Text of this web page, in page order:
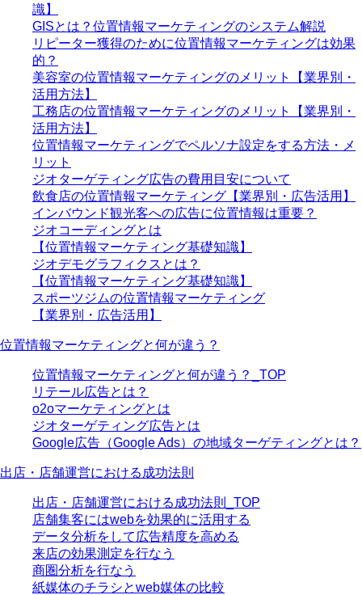
識】
GISとは？位置情報マーケティングのシステム解説
リピーター獲得のために位置情報マーケティングは効果
的？
美容室の位置情報マーケティングのメリット【業界別・
活用方法】
工務店の位置情報マーケティングのメリット【業界別・
活用方法】
位置情報マーケティングでペルソナ設定をする方法・メ
リット
ジオターゲティング広告の費用目安について
飲食店の位置情報マーケティング【業界別・広告活用】
インバウンド観光客への広告に位置情報は重要？
ジオコーディングとは
【位置情報マーケティング基礎知識】
ジオデモグラフィクスとは？
【位置情報マーケティング基礎知識】
スポーツジムの位置情報マーケティング
【業界別・広告活用】
位置情報マーケティングと何が違う？
位置情報マーケティングと何が違う？_TOP
リテール広告とは？
o2oマーケティングとは
ジオターゲティング広告とは
Google広告（Google Ads）の地域ターゲティングとは？
出店・店舗運営における成功法則
出店・店舗運営における成功法則_TOP
店舗集客にはwebを効果的に活用する
データ分析をして広告精度を高める
来店の効果測定を行なう
商圏分析を行なう
紙媒体のチラシとweb媒体の比較